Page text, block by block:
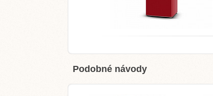
Podobné návody